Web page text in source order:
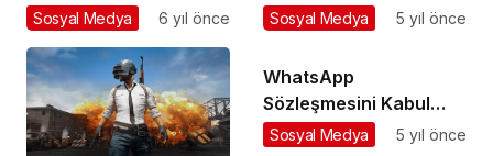
programları başlıyor
Sosyal Medya 6 yıl önce
Dolar Topladı
Sosyal Medya 5 yıl önce
WhatsApp
Sözleşmesini Kabul
Etmeyenlerin
Sosyal Medya 5 yıl önce